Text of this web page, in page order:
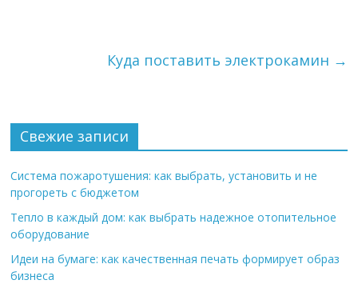
Куда поставить электрокамин →
Свежие записи
Система пожаротушения: как выбрать, установить и не
прогореть с бюджетом
Тепло в каждый дом: как выбрать надежное отопительное
оборудование
Идеи на бумаге: как качественная печать формирует образ
бизнеса